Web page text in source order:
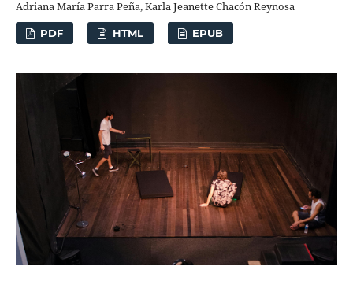
Adriana María Parra Peña, Karla Jeanette Chacón Reynosa
PDF HTML EPUB